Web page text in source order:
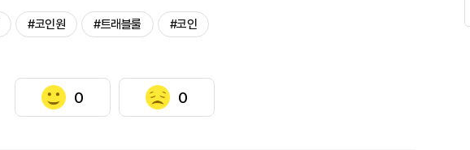
#코인원 #트래블룰 #코인
0 0